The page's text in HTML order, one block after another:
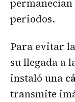
periodos.
Para evitar
su llegada a
instaló una
transmite